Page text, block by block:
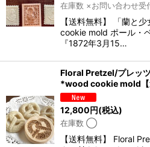
在庫数 ×お問い合わせ受
【送料無料】 「蘭と
cookie mold ポール・
『1872年3月15…
Floral Pretzel/プレッ
*wood cookie mold【
12,800円(税込)
在庫数 ◯
【送料無料】 Floral